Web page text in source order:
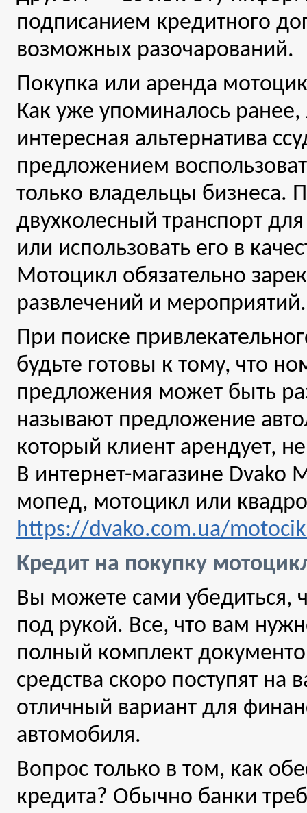
подписанием кредитного
возможных разочарований.
Покупка или аренда
Как уже упоминалось
интересная альтернатива
предложением
только владельцы бизнеса.
двухколесный транспорт
или использовать его в
Мотоцикл обязательно
развлечений и мероприятий.
При поиске
будьте готовы к тому, что
предложения может быть
называют предложение
который клиент арендует,
В интернет-магазине Dvako
мопед, мотоцикл или
https://dvako.com.ua/
Кредит на покупку
Вы можете сами убедиться,
под рукой. Все, что вам
полный комплект
средства скоро поступят на
отличный вариант для
автомобиля.
Вопрос только в том, как
кредита? Обычно банки